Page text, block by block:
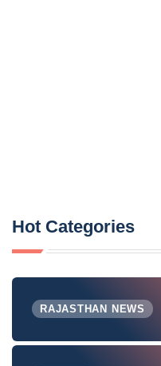
Hot Categories
RAJASTHAN NEWS